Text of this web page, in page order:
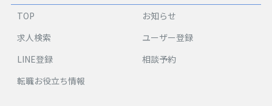
TOP
お知らせ
求人検索
ユーザー登録
LINE登録
相談予約
転職お役立ち情報